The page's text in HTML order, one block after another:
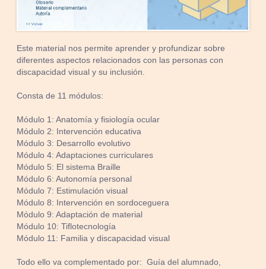
Este material nos permite aprender y profundizar sobre
diferentes aspectos relacionados con las personas con
discapacidad visual y su inclusión.
Consta de 11 módulos:
Módulo 1: Anatomía y fisiología ocular
Módulo 2: Intervención educativa
Módulo 3: Desarrollo evolutivo
Módulo 4: Adaptaciones curriculares
Módulo 5: El sistema Braille
Módulo 6: Autonomía personal
Módulo 7: Estimulación visual
Módulo 8: Intervención en sordoceguera
Módulo 9: Adaptación de material
Módulo 10: Tiflotecnología
Módulo 11: Familia y discapacidad visual
Todo ello va complementado por: Guía del alumnado,